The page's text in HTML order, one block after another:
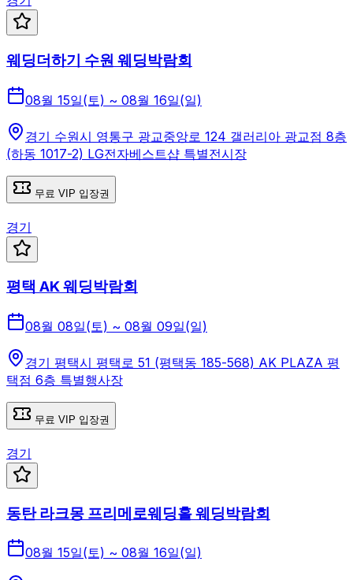
웨딩더하기 수원 웨딩박람회
08월 15일(토) ~ 08월 16일(일)
경기 수원시 영통구 광교중앙로 124 갤러리아 광교점 8층
(하동 1017-2) LG전자베스트샵 특별전시장
무료 VIP 입장권
경기
평택 AK 웨딩박람회
08월 08일(토) ~ 08월 09일(일)
경기 평택시 평택로 51 (평택동 185-568) AK PLAZA 평
택점 6층 특별행사장
무료 VIP 입장권
경기
동탄 라크몽 프리메로웨딩홀 웨딩박람회
08월 15일(토) ~ 08월 16일(일)